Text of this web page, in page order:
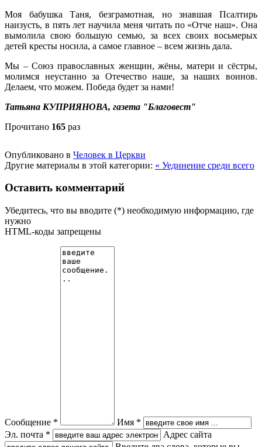
Моя бабушка Таня, безграмотная, но знавшая Псалтирь
наизусть, в пять лет научила меня читать по «Отче наш». Она
вымолила свою большую семью, за всех своих восьмерых
детей кресты носила, а самое главное – всем жизнь дала.
Мы – Союз православных женщин, жёны, матери и сёстры,
молимся неустанно за Отечество наше, за наших воинов.
Делаем, что можем. Победа будет за нами!
Татьяна КУПРИЯНОВА, газета "Благовест"
Прочитано 165 раз
Опубликовано в Человек в Церкви
Другие материалы в этой категории: « Уединение среди всего
Оставить комментарий
Убедитесь, что вы вводите (*) необходимую информацию, где
нужно
HTML-коды запрещены
Сообщение *
Имя *
Эл. почта *
Адрес сайта